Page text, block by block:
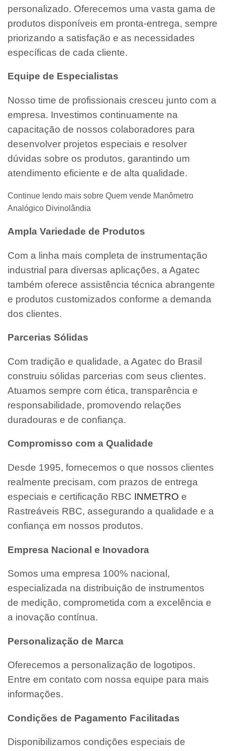
personalizado. Oferecemos uma vasta gama de
produtos disponíveis em pronta-entrega, sempre
priorizando a satisfação e as necessidades
específicas de cada cliente.
Equipe de Especialistas
Nosso time de profissionais cresceu junto com a
empresa. Investimos continuamente na
capacitação de nossos colaboradores para
desenvolver projetos especiais e resolver
dúvidas sobre os produtos, garantindo um
atendimento eficiente e de alta qualidade.
Continue lendo mais sobre Quem vende Manômetro
Analógico Divinolândia
Ampla Variedade de Produtos
Com a linha mais completa de instrumentação
industrial para diversas aplicações, a Agatec
também oferece assistência técnica abrangente
e produtos customizados conforme a demanda
dos clientes.
Parcerias Sólidas
Com tradição e qualidade, a Agatec do Brasil
construiu sólidas parcerias com seus clientes.
Atuamos sempre com ética, transparência e
responsabilidade, promovendo relações
duradouras e de confiança.
Compromisso com a Qualidade
Desde 1995, fornecemos o que nossos clientes
realmente precisam, com prazos de entrega
especiais e certificação RBC INMETRO e
Rastreáveis RBC, assegurando a qualidade e a
confiança em nossos produtos.
Empresa Nacional e Inovadora
Somos uma empresa 100% nacional,
especializada na distribuição de instrumentos
de medição, comprometida com a excelência e
a inovação contínua.
Personalização de Marca
Oferecemos a personalização de logotipos.
Entre em contato com nossa equipe para mais
informações.
Condições de Pagamento Facilitadas
Disponibilizamos condições especiais de